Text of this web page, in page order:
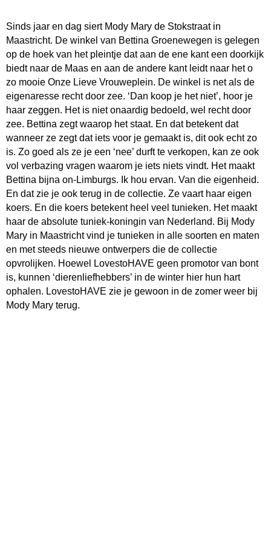
Sinds jaar en dag siert Mody Mary de Stokstraat in
Maastricht. De winkel van Bettina Groenewegen is gelegen
op de hoek van het pleintje dat aan de ene kant een doorkijk
biedt naar de Maas en aan de andere kant leidt naar het o
zo mooie Onze Lieve Vrouweplein. De winkel is net als de
eigenaresse recht door zee. ‘Dan koop je het niet’, hoor je
haar zeggen. Het is niet onaardig bedoeld, wel recht door
zee. Bettina zegt waarop het staat. En dat betekent dat
wanneer ze zegt dat iets voor je gemaakt is, dit ook echt zo
is. Zo goed als ze je een ‘nee’ durft te verkopen, kan ze ook
vol verbazing vragen waarom je iets niets vindt. Het maakt
Bettina bijna on-Limburgs. Ik hou ervan. Van die eigenheid.
En dat zie je ook terug in de collectie. Ze vaart haar eigen
koers. En die koers betekent heel veel tunieken. Het maakt
haar de absolute tuniek-koningin van Nederland. Bij Mody
Mary in Maastricht vind je tunieken in alle soorten en maten
en met steeds nieuwe ontwerpers die de collectie
opvrolijken. Hoewel LovestoHAVE geen promotor van bont
is, kunnen ‘dierenliefhebbers’ in de winter hier hun hart
ophalen. LovestoHAVE zie je gewoon in de zomer weer bij
Mody Mary terug.